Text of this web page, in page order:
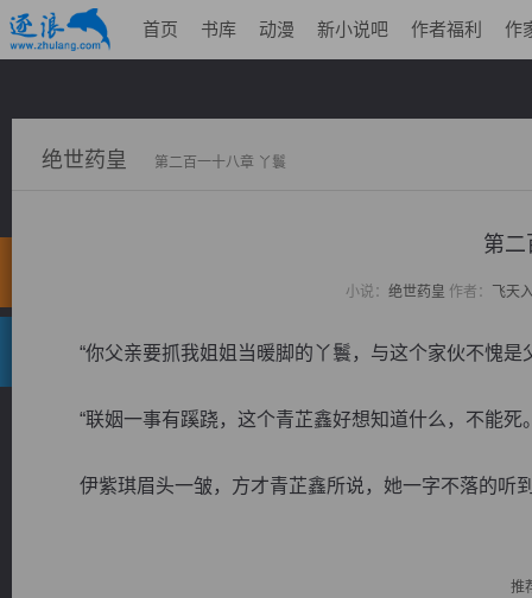
首页 书库 动漫 新小说吧 作者福利 作
绝世药皇 第二百一十八章 丫鬟
第二
小说： 绝世药皇 作者： 飞天
“你父亲要抓我姐姐当暖脚的丫鬟，与这个家伙不愧是
“联姻一事有蹊跷，这个青芷鑫好想知道什么，不能死
伊紫琪眉头一皱，方才青芷鑫所说，她一字不落的听
推